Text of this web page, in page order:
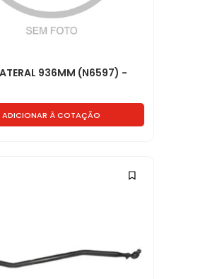
936MM (N6597) -
ADICIONAR À COTAÇÃO